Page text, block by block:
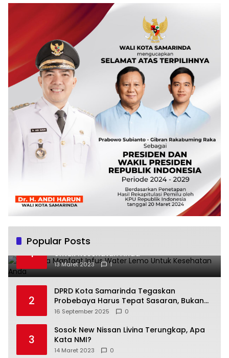
Popular Posts
1
Beberapa Manfaat Infus Water Lemo
Untuk Kesehatan Anda
13 Maret 2023 1
2
DPRD Kota Samarinda Tegaskan
Probebaya Harus Tepat Sasaran, Bukan
Hanya Infrastruktur Semata
16 September 2025 0
3
Sosok New Nissan Livina Terungkap, Apa
Kata NMI?
14 Maret 2023 0